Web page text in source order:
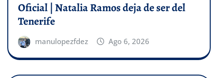
Oficial | Natalia Ramos deja de ser del
Tenerife
manulopezfdez Ago 6, 2026